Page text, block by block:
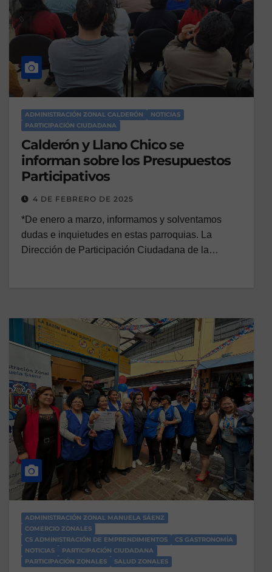
ADMINISTRACIÓN ZONAL CALDERÓN
NOTICIAS
PARTICIPACIÓN CIUDADANA
Calderón y Llano Chico se
informan sobre los Presupuestos
Participativos
4 DE FEBRERO DE 2025
*De enero a marzo, informamos y solventamos
dudas e inquietudes en estas parroquias. La
Dirección de Participación Ciudadana de la…
ADMINISTRACIÓN ZONAL MANUELA SÁENZ
COMERCIO ZONALES
CS ADMINISTRACIÓN DE EMPRENDIMIENTOS
CS GASTRONOMÍA
NOTICIAS
PARTICIPACIÓN CIUDADANA
PARTICIPACIÓN ZONALES
SALUD ZONALES